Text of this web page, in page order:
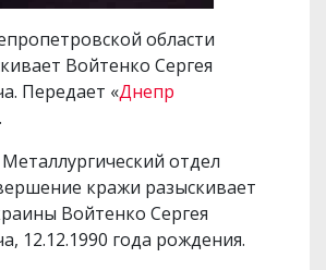
области
Войтенко Сергея
Передает «Днепр
отдел
кражи разыскивает
Войтенко Сергея
12.12.1990 года рождения.